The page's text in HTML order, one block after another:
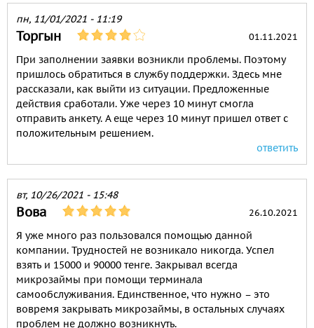
пн, 11/01/2021 - 11:19
Торгын 01.11.2021
При заполнении заявки возникли проблемы. Поэтому
пришлось обратиться в службу поддержки. Здесь мне
рассказали, как выйти из ситуации. Предложенные
действия сработали. Уже через 10 минут смогла
отправить анкету. А еще через 10 минут пришел ответ с
положительным решением.
ответить
вт, 10/26/2021 - 15:48
Вова 26.10.2021
Я уже много раз пользовался помощью данной
компании. Трудностей не возникало никогда. Успел
взять и 15000 и 90000 тенге. Закрывал всегда
микрозаймы при помощи терминала
самообслуживания. Единственное, что нужно – это
вовремя закрывать микрозаймы, в остальных случаях
проблем не должно возникнуть.